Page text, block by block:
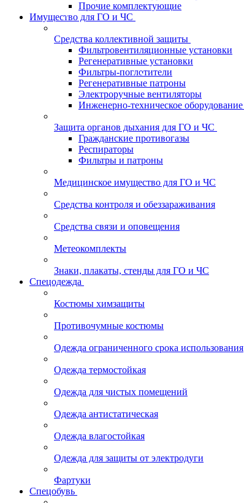
Прочие комплектующие
Имущество для ГО и ЧС
Средства коллективной защиты
Фильтровентиляционные установки
Регенеративные установки
Фильтры-поглотители
Регенеративные патроны
Электроручные вентиляторы
Инженерно-техническое оборудование
Защита органов дыхания для ГО и ЧС
Гражданские противогазы
Респираторы
Фильтры и патроны
Медицинское имущество для ГО и ЧС
Средства контроля и обеззараживания
Средства связи и оповещения
Метеокомплекты
Знаки, плакаты, стенды для ГО и ЧС
Спецодежда
Костюмы химзащиты
Противочумные костюмы
Одежда ограниченного срока использования
Одежда термостойкая
Одежда для чистых помещений
Одежда антистатическая
Одежда влагостойкая
Одежда для защиты от электродуги
Фартуки
Спецобувь